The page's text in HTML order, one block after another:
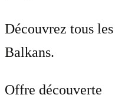
Découvrez tous
Balkans.
Offre découverte